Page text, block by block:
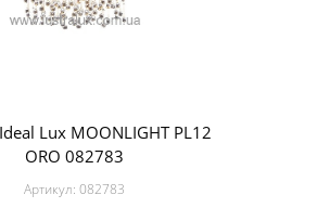
Lux MOONLIGHT PL12
ORO 082783
Артикул: 082783